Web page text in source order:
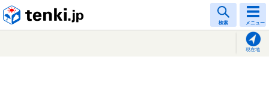
検索 メニュー
現在地